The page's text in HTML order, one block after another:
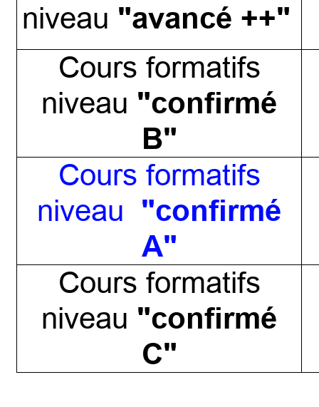
niveau "avancé ++"
Cours formatifs
niveau "confirmé
B"
Cours formatifs
niveau "confirmé
A"
Cours formatifs
niveau "confirmé
C"